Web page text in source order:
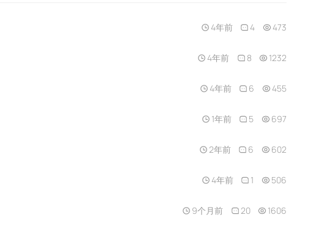
4年前 4 473
4年前 8 1232
4年前 6 455
1年前 5 697
2年前 6 602
4年前 1 506
9个月前 20 1606